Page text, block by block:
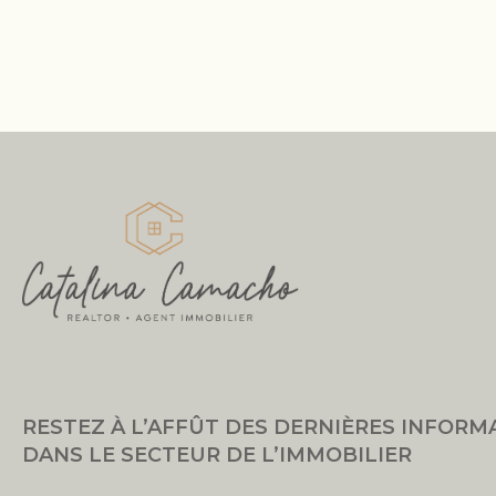
RESTEZ À L’AFFÛT DES DERNIÈRES
DANS LE SECTEUR DE L’IMMOBILIER